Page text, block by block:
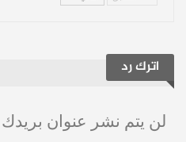
ينتج عنه أي اتفاق سوى
الحوار واللقاء. وأعرب عن
في الإسراع بإنجاز
اترك رد
لن يتم نشر عنوان بريدك